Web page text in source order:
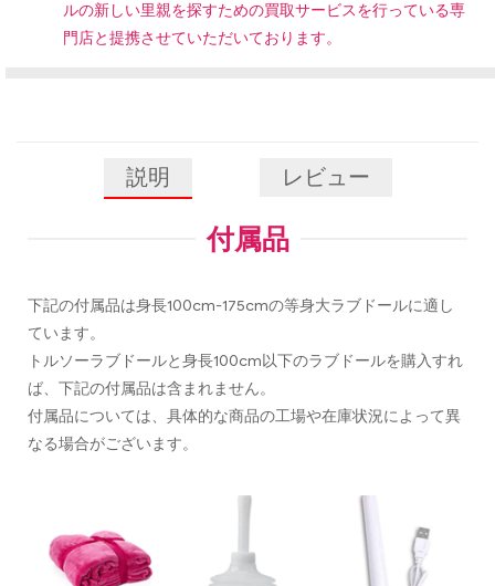
ルの新しい里親を探すための買取サービスを行っている専
門店と提携させていただいております。
説明 レビュー
付属品
下記の付属品は身長100cm-175cmの等身大ラブドールに適し
ています。
トルソーラブドールと身長100cm以下のラブドールを購入すれ
ば、下記の付属品は含まれません。
付属品については、具体的な商品の工場や在庫状況によって異
なる場合がございます。